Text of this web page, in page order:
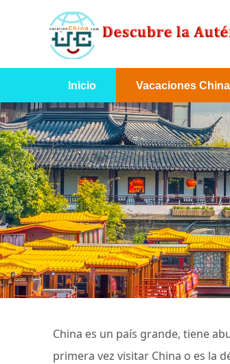
Inicio Vacaciones China
China es un país grande, tiene
primera vez visitar China o es la